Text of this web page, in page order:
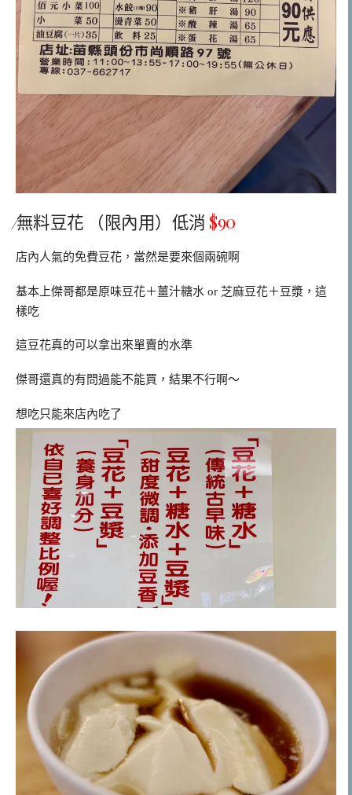
⁄無料豆花 （限內用）低消 $90
店內人氣的免費豆花，當然是要來個兩碗啊
基本上傑哥都是原味豆花＋薑汁糖水 or 芝麻豆花＋豆漿，這
樣吃
這豆花真的可以拿出來單賣的水準
傑哥還真的有問過能不能買，結果不行啊～
想吃只能來店內吃了